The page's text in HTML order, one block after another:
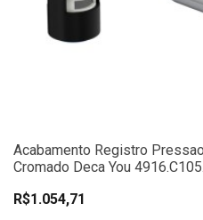
Acabamento Registro
Cromado Deca You
R$1.054,71